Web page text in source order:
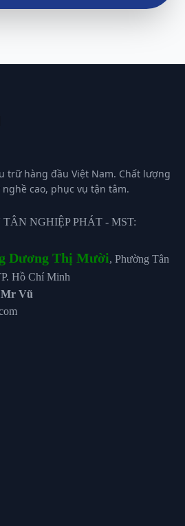
trữ hàng đầu Việt Nam. Chất lượng
cao, phục vụ tận tâm.
NGHIỆP PHÁT - MST:
Dương Thị Mười, Phường Tân
Hồ Chí Minh
Mr Vũ